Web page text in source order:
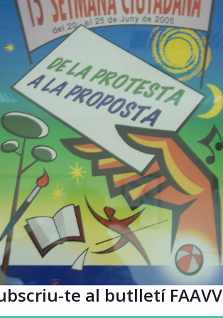
te al butlletí FAAVV